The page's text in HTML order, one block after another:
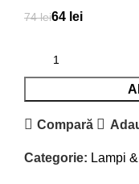
74lei64 lei
Compară
Categorie: Lampi